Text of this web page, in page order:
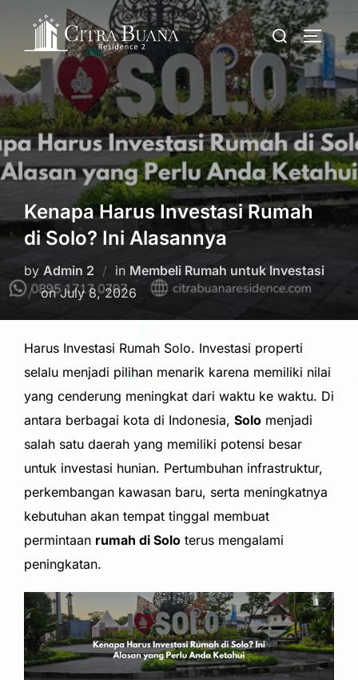
content
Search
for:
Kenapa Harus Investasi Rumah
di Solo? Ini Alasannya
by Admin 2 in Membeli Rumah untuk Investasi
onPosted
July 8, 2026
Harus Investasi Rumah Solo. Investasi properti
selalu menjadi pilihan menarik karena memiliki nilai
yang cenderung meningkat dari waktu ke waktu. Di
antara berbagai kota di Indonesia, Solo menjadi
salah satu daerah yang memiliki potensi besar
untuk investasi hunian. Pertumbuhan infrastruktur,
perkembangan kawasan baru, serta meningkatnya
kebutuhan akan tempat tinggal membuat
permintaan rumah di Solo terus mengalami
peningkatan.